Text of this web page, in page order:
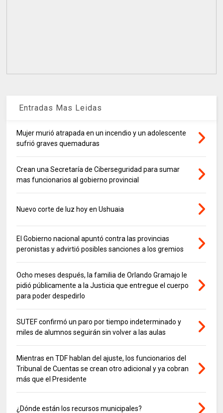
Entradas Mas Leidas
Mujer murió atrapada en un incendio y un adolescente
sufrió graves quemaduras
Crean una Secretaría de Ciberseguridad para sumar
mas funcionarios al gobierno provincial
Nuevo corte de luz hoy en Ushuaia
El Gobierno nacional apuntó contra las provincias
peronistas y advirtió posibles sanciones a los gremios
Ocho meses después, la familia de Orlando Gramajo le
pidió públicamente a la Justicia que entregue el cuerpo
para poder despedirlo
SUTEF confirmó un paro por tiempo indeterminado y
miles de alumnos seguirán sin volver a las aulas
Mientras en TDF hablan del ajuste, los funcionarios del
Tribunal de Cuentas se crean otro adicional y ya cobran
más que el Presidente
¿Dónde están los recursos municipales?